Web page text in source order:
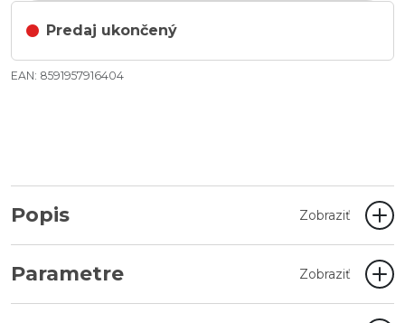
Predaj ukončený
EAN: 8591957916404
Popis Zobraziť
Parametre Zobraziť